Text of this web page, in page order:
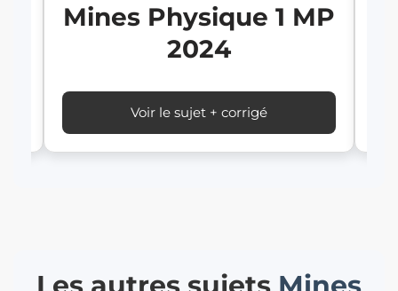
Mines Physique 1 MP
2024
Voir le sujet + corrigé